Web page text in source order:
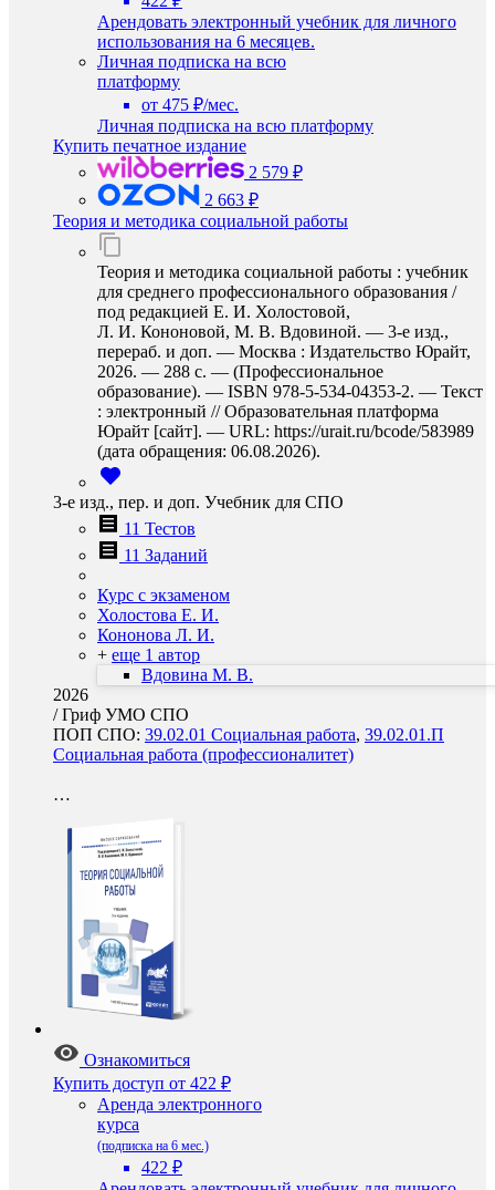
Арендовать электронный учебник для личного
использования на 6 месяцев.
Личная подписка на всю
платформу
от 475 ₽/мес.
Личная подписка на всю платформу
Купить печатное издание
2 579 ₽
2 663 ₽
Теория и методика социальной работы
Теория и методика социальной работы : учебник
для среднего профессионального образования /
под редакцией Е. И. Холостовой,
Л. И. Кононовой, М. В. Вдовиной. — 3-е изд.,
перераб. и доп. — Москва : Издательство Юрайт,
2026. — 288 с. — (Профессиональное
образование). — ISBN 978-5-534-04353-2. — Текст
: электронный // Образовательная платформа
Юрайт [сайт]. — URL: https://urait.ru/bcode/583989
(дата обращения: 06.08.2026).
3-е изд., пер. и доп. Учебник для СПО
11 Тестов
11 Заданий
Курс с экзаменом
Холостова Е. И.
Кононова Л. И.
+ еще 1 автор
Вдовина М. В.
2026
/Гриф УМО СПО
ПОП СПО: 39.02.01 Социальная работа, 39.02.01.П
Социальная работа (профессионалитет)
…
Ознакомиться
Купить доступ от 422 ₽
Аренда электронного
курса
(подписка на 6 мес.)
422 ₽